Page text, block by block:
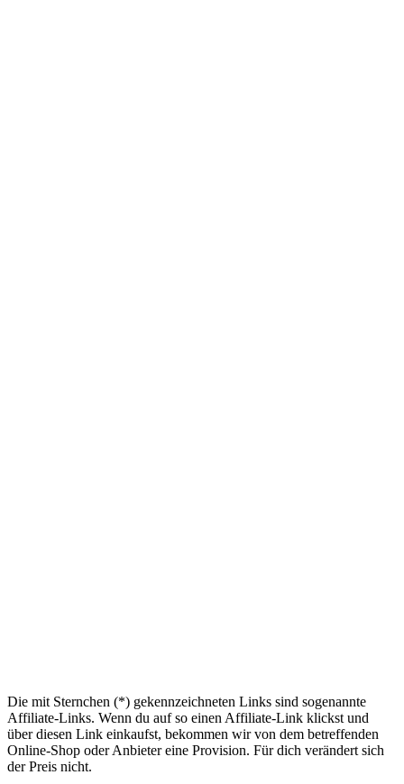
Die mit Sternchen (*) gekennzeichneten Links sind sogenannte
Affiliate-Links. Wenn du auf so einen Affiliate-Link klickst und
über diesen Link einkaufst, bekommen wir von dem betreffenden
Online-Shop oder Anbieter eine Provision. Für dich verändert sich
der Preis nicht.